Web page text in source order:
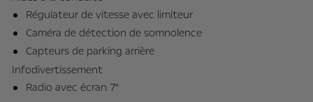
Régulateur de vitesse avec limiteur
Caméra de détection de somnolence
Capteurs de parking arrière
Infodivertissement
Radio avec écran 7"